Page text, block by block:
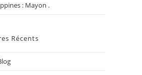
: Mayon .
Récents